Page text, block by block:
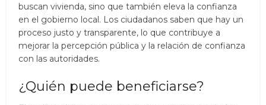
buscan vivienda, sino que también eleva la confianza
en el gobierno local. Los ciudadanos saben que hay un
proceso justo y transparente, lo que contribuye a
mejorar la percepción pública y la relación de confianza
con las autoridades.
¿Quién puede beneficiarse?